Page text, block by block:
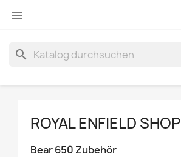

search
ROYAL ENFIELD SHOP
Bear 650 Zubehör